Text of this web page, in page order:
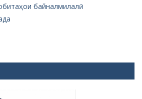
байналмилалӣ